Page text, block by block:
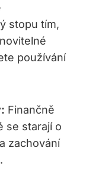
stopu tím,
používání
Finančně
se starají o
zachování